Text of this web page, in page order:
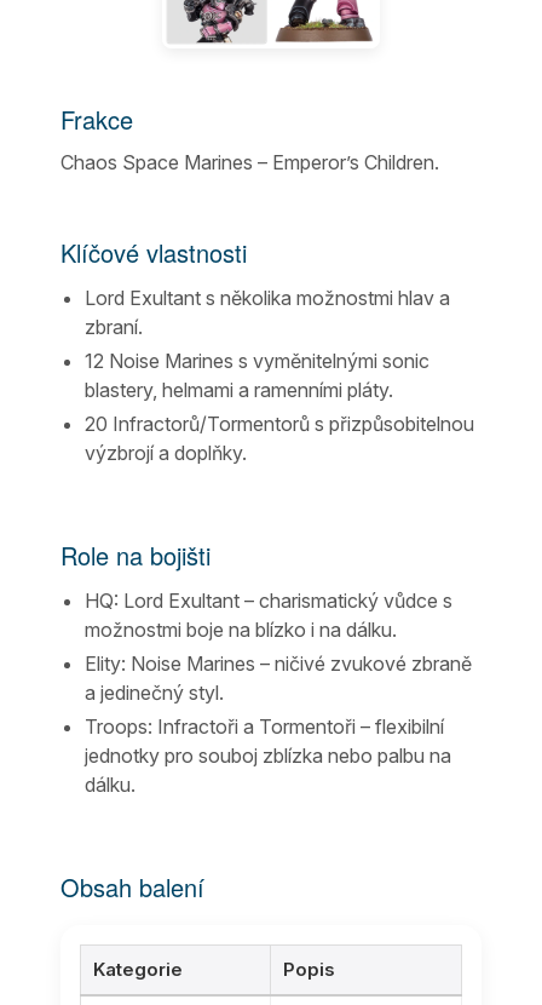
Frakce
Chaos Space Marines – Emperor’s Children.
Klíčové vlastnosti
Lord Exultant s několika možnostmi hlav a
zbraní.
12 Noise Marines s vyměnitelnými sonic
blastery, helmami a ramenními pláty.
20 Infractorů/Tormentorů s přizpůsobitelnou
výzbrojí a doplňky.
Role na bojišti
HQ: Lord Exultant – charismatický vůdce s
možnostmi boje na blízko i na dálku.
Elity: Noise Marines – ničivé zvukové zbraně
a jedinečný styl.
Troops: Infractoři a Tormentoři – flexibilní
jednotky pro souboj zblízka nebo palbu na
dálku.
Obsah balení
Kategorie Popis